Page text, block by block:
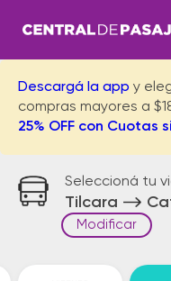
Descargá la app y
compras mayores a
25% OFF con Cuotas
Seleccioná tu
Tilcara
Modificar